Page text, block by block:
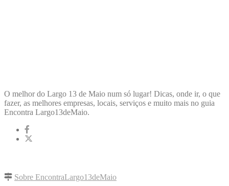
O melhor do Largo 13 de Maio num só lugar! Dicas, onde ir, o que
fazer, as melhores empresas, locais, serviços e muito mais no guia
Encontra Largo13deMaio.
Sobre EncontraLargo13deMaio